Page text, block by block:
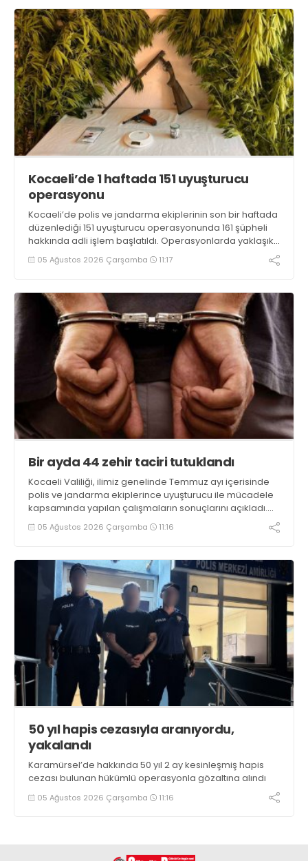
Kocaeli’de 1 haftada 151 uyuşturucu
operasyonu
Kocaeli’de polis ve jandarma ekiplerinin son bir haftada
düzenlediği 151 uyuşturucu operasyonunda 161 şüpheli
hakkında adli işlem başlatıldı. Operasyonlarda yaklaşık
2 kilogram uyuşturucu madde ile 121 kök kenevir bitkisi
ele geçirilirken, 9 şüpheli tutuklandı
05 Ağustos 2026 Çarşamba 11:17
Bir ayda 44 zehir taciri tutuklandı
Kocaeli Valiliği, ilimiz genelinde Temmuz ayı içerisinde
polis ve jandarma ekiplerince uyuşturucu ile mücadele
kapsamında yapılan çalışmaların sonuçlarını açıkladı.
Çalışmalar sonucunda uyuşturucu ve uyarıcı madde
kullanan, ticaretini ve sevkiyatını yapan 44 şahıs
05 Ağustos 2026 Çarşamba 11:16
50 yıl hapis cezasıyla aranıyordu,
yakalandı
Karamürsel’de hakkında 50 yıl 2 ay kesinleşmiş hapis
cezası bulunan hükümlü operasyonla gözaltına alındı
05 Ağustos 2026 Çarşamba 11:16